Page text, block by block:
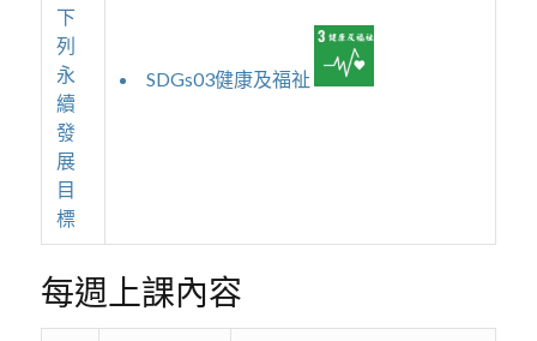
下
列
永
續
發
展
目
標
SDGs03健康及福祉
每週上課內容